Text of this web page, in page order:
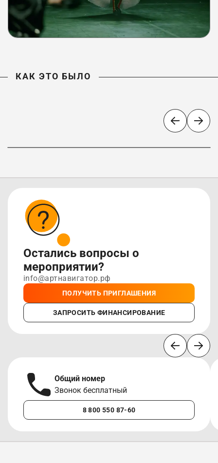
КАК ЭТО БЫЛО
Остались вопросы о
мероприятии?
info@артнавигатор.рф
ПОЛУЧИТЬ ПРИГЛАШЕНИЯ
ЗАПРОСИТЬ ФИНАНСИРОВАНИЕ
Общий номер
Звонок бесплатный
8 800 550 87-60